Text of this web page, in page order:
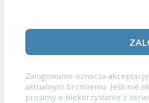
Zalogowanie oznacza akceptację
aktualnym brzmieniu. Jeśli nie
prosimy o niekorzystanie z